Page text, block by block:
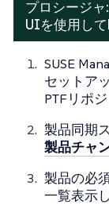
プロシージャ
UIを使用し
SUSE
セットア
PTFリポ
製品同期
製品チャ
製品の必
一覧表示